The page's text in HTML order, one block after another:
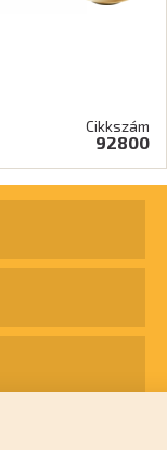
Cikkszám
92800